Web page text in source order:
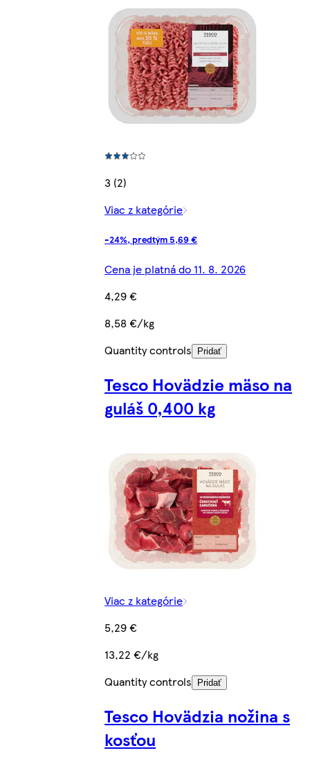
3 (2)
Viac z kategórie
-24%, predtým 5,69 €
Cena je platná do 11. 8. 2026
4,29 €
8,58 €/kg
Quantity controls
Pridať
Tesco Hovädzie mäso na
guláš 0,400 kg
Viac z kategórie
5,29 €
13,22 €/kg
Quantity controls Pridať
Tesco Hovädzia nožina s
kosťou